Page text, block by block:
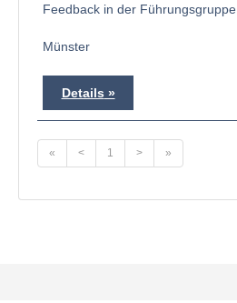
Feedback in der Führungsgruppe
Münster
Details
« < 1 > »